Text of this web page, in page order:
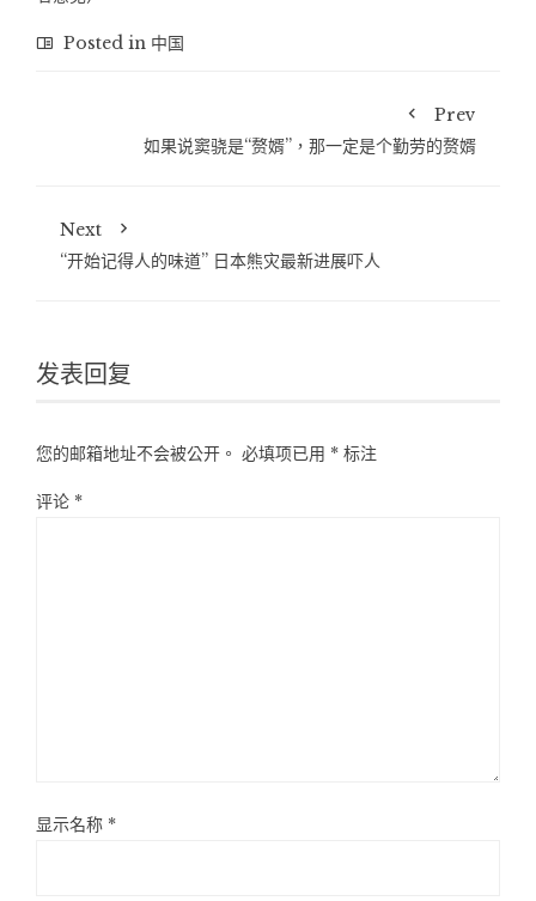
Posted in 中国
Prev
如果说窦骁是“赘婿”，那一定是个勤劳的赘婿
Next
“开始记得人的味道” 日本熊灾最新进展吓人
发表回复
您的邮箱地址不会被公开。 必填项已用 * 标注
评论 *
显示名称 *